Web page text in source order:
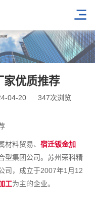
家优质推荐
04-20 347次浏览
材料贸易、宿迁钣金加
型集团公司。苏州荣科精
司，成立于2007年1月12
工为主的企业。